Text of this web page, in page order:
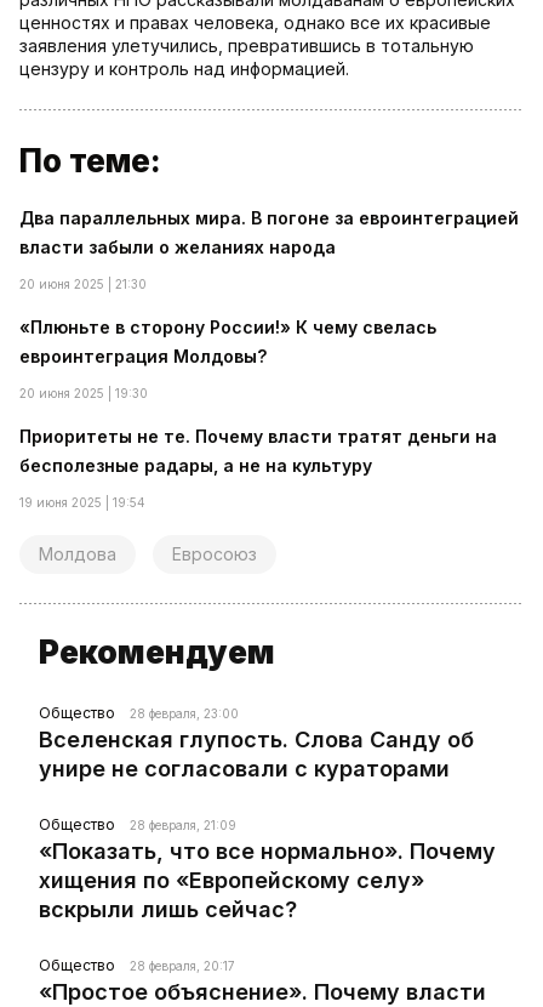
ценностях и правах человека, однако все их красивые
заявления улетучились, превратившись в тотальную
цензуру и контроль над информацией.
По теме:
Два параллельных мира. В погоне за евроинтеграцией
власти забыли о желаниях народа
20 июня 2025 | 21:30
«Плюньте в сторону России!» К чему свелась
евроинтеграция Молдовы?
20 июня 2025 | 19:30
Приоритеты не те. Почему власти тратят деньги на
бесполезные радары, а не на культуру
19 июня 2025 | 19:54
Молдова Евросоюз
Рекомендуем
Общество 28 февраля, 23:00
Вселенская глупость. Слова Санду об
унире не согласовали с кураторами
Общество 28 февраля, 21:09
«Показать, что все нормально». Почему
хищения по «Европейскому селу»
вскрыли лишь сейчас?
Общество 28 февраля, 20:17
«Простое объяснение». Почему власти